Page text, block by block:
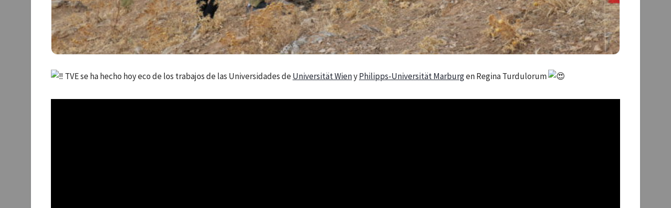
TVE se ha hecho hoy eco de los trabajos de las Universidades deUniversität WienyPhilipps-Universität Marburgen Regina Turdulorum